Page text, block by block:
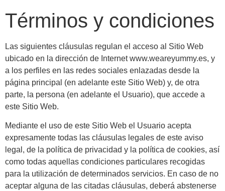
Términos y condiciones
Las siguientes cláusulas regulan el acceso al Sitio Web
ubicado en la dirección de Internet www.weareyummy.es, y
a los perfiles en las redes sociales enlazadas desde la
página principal (en adelante este Sitio Web) y, de otra
parte, la persona (en adelante el Usuario), que accede a
este Sitio Web.
Mediante el uso de este Sitio Web el Usuario acepta
expresamente todas las cláusulas legales de este aviso
legal, de la política de privacidad y la política de cookies, así
como todas aquellas condiciones particulares recogidas
para la utilización de determinados servicios. En caso de no
aceptar alguna de las citadas cláusulas, deberá abstenerse